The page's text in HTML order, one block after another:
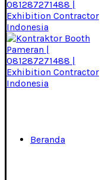
Beranda